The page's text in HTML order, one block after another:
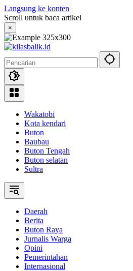
Langsung ke konten
Scroll untuk baca artikel
×
Wakatobi
Kota kendari
Buton
Baubau
Buton Tengah
Buton selatan
Sultra
Daerah
Berita
Buton Raya
Jurnalis Warga
Opini
Pemerintahan
Internasional